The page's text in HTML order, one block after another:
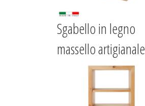
Sgabello in legno
massello artigianale